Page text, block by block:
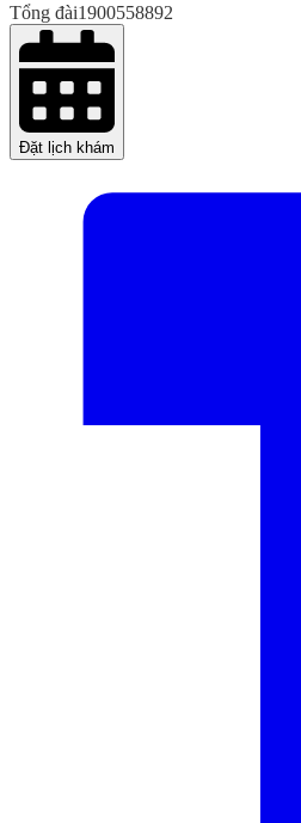
Tổng đài1900558892
Đặt lịch khám